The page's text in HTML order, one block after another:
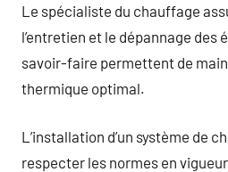
Le spécialiste du chauffage
l’entretien et le dépannage des
savoir-faire permettent de
thermique optimal.
L’installation d’un système de
respecter les normes en